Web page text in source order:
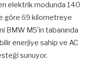
elektrik modunda 140
göre 69 kilometreye
BMW M5’in tabanında
enerjiye sahip ve AC
sunuyor.